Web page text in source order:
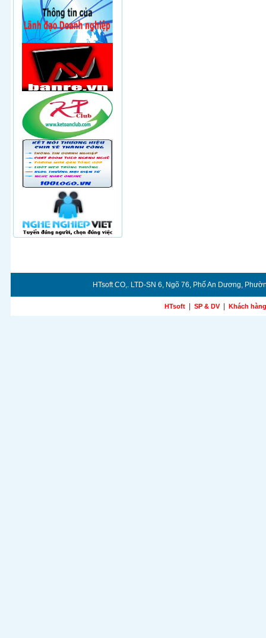
HTsoft CO,. LTD-SN 6, Ngõ 76, Phố An Dương,
HTsoft SP & DV Khách hàng